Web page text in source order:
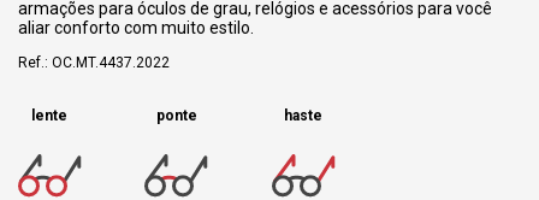
armações para óculos de grau, relógios e acessórios para você
aliar conforto com muito estilo.
Ref.: OC.MT.4437.2022
lente ponte haste